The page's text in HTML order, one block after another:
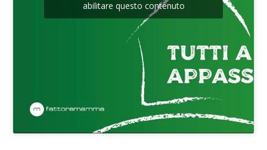
abilitare questo contenuto